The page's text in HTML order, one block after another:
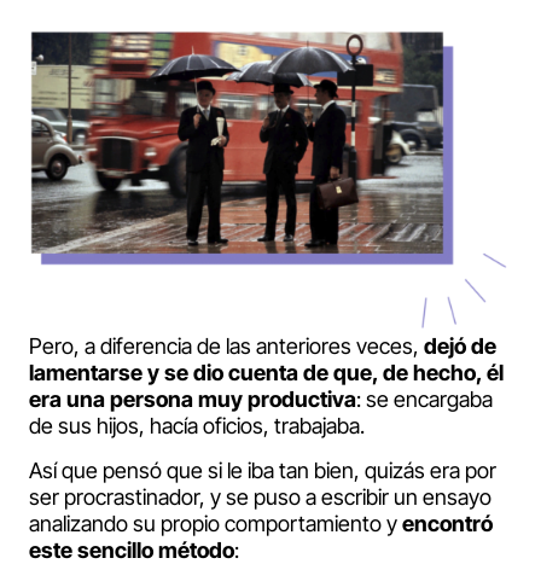
Pero, a diferencia de las anteriores veces, dejó de
lamentarse y se dio cuenta de que, de hecho, él
era una persona muy productiva: se encargaba
de sus hijos, hacía oficios, trabajaba.
Así que pensó que si le iba tan bien, quizás era por
ser procrastinador, y se puso a escribir un ensayo
analizando su propio comportamiento yencontró
este sencillo método: